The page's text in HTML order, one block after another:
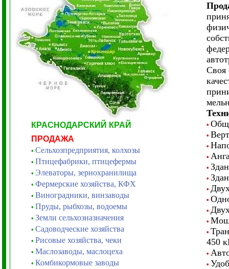
КРАСНОДАРСКИЙ КРАЙ
ПРОДАЖА
• Сельхозпредприятия, колхозы
• Птицефабрики, птицефермы
• Элеваторы, зернохранилища
• Фермерские хозяйства, КФХ
• Виноградники, винзаводы
• Пруды, рыбхозы, водоемы
• Земли сельхозназначения
• Садоводческие хозяйства
• Рисовые хозяйства, чеки
• Маслозаводы, маслоцеха
• Комбикормовые заводы
Своя
•
•
•
•
•
•
•
•
•
•
•
450
•
•